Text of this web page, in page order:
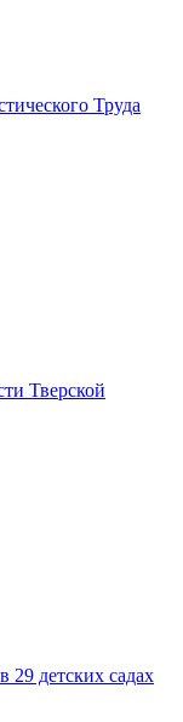
Труда
Тверской
29 детских садах